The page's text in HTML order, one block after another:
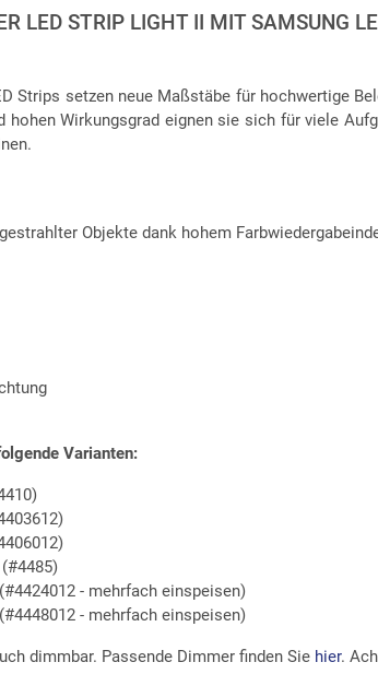
LED STRIP LIGHT II MIT SAMSUNG
Strips setzen neue Maßstäbe für hochwertige
hohen Wirkungsgrad eignen sie sich für viele
Objekte dank hohem
Varianten:
- mehrfach einspeisen)
- mehrfach einspeisen)
dimmbar. Passende Dimmer finden Sie hier.